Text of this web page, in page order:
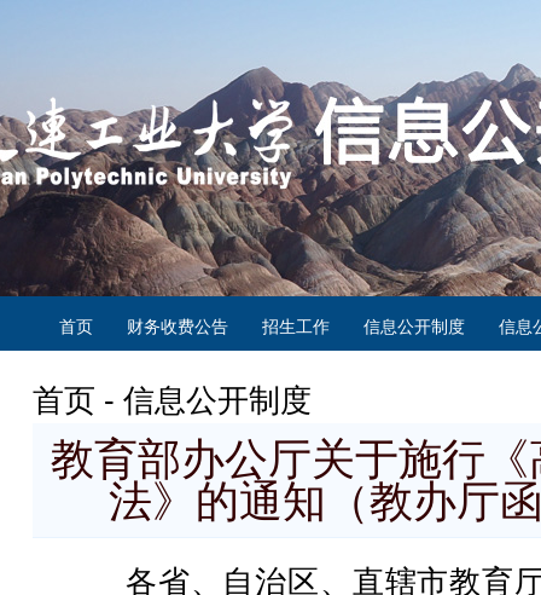
首页 财务收费公告 招生工作 信息公开制度 信息
首页 - 信息公开制度
教育部办公厅关于施行
法》的通知（教办厅
各省、自治区、直辖市教育